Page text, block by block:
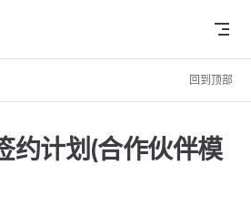
回到顶部
约计划(合作伙伴模